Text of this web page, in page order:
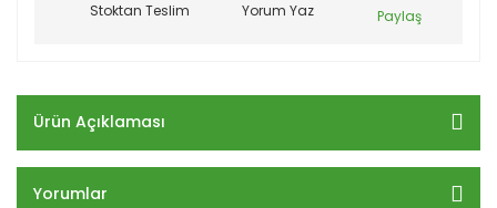
Stoktan Teslim Yorum Yaz Paylaş
Ürün Açıklaması
Yorumlar